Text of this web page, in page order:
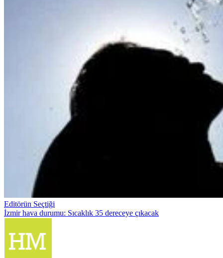
Editörün Seçtiği
İzmir hava durumu: Sıcaklık 35 dereceye çıkacak